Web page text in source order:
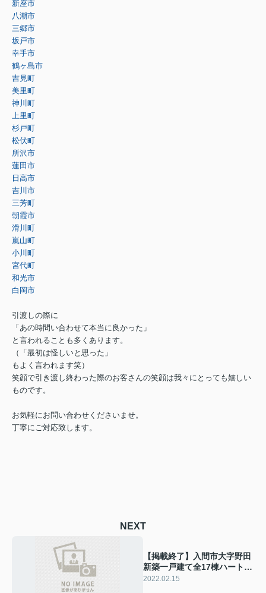
新座市
八潮市
三郷市
坂戸市
幸手市
鶴ヶ島市
吉見町
美里町
神川町
上里町
杉戸町
松伏町
所沢市
蓮田市
日高市
吉川市
三芳町
朝霞市
滑川町
嵐山町
小川町
宮代町
和光市
白岡市
引渡しの際に
「あの時問い合わせて本当に良かった」
と言われることも多くあります。
（「最初は怪しいと思った」
もよく言われます笑）
笑顔で引き渡し終わった際のお客さんの笑顔は我々にとっても嬉しい
ものです。
お気軽にお問い合わせくださいませ。
丁寧にご対応致します。
NEXT
【掲載終了】入間市大字野田
新築一戸建て全17棟ハートフ
ルタウン
2022.02.15